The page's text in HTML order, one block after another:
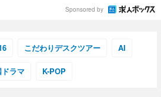
Sponsored by
こだわりデスクツアー AI
ラマ K-POP